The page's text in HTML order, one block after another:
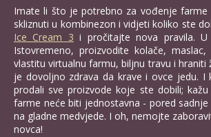
Imate li što je potrebno za vođenje farme
skliznuti u kombinezon i vidjeti koliko ste
Ice Cream 3 i pročitajte nova pravila.
Istovremeno, proizvodite kolače,
vlastitu virtualnu farmu, biljnu travu i
je dovoljno zdrava da krave i ovce jedu.
prodali sve proizvode koje ste dobili;
farme neće biti jednostavna - pored
na gladne medvjede. I oh, nemojte
novca!